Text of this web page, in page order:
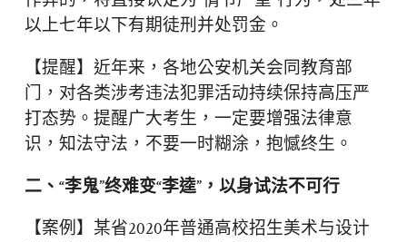
以上七年以下有期徒刑并处罚金。
【提醒】近年来，各地公安机关会同教育部
门，对各类涉考违法犯罪活动持续保持高压严
打态势。提醒广大考生，一定要增强法律意
识，知法守法，不要一时糊涂，抱憾终生。
二、“李鬼”终难变“李逵”，以身试法不可行
【案例】某省2020年普通高校招生美术与设计